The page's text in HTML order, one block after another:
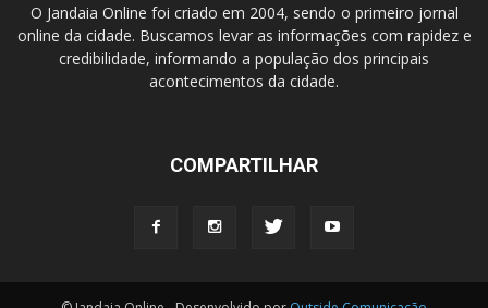
O Jandaia Online foi criado em 2004, sendo o primeiro jornal
online da cidade. Buscamos levar as informações com rapidez e
credibilidade, informando a população dos principais
acontecimentos da cidade.
COMPARTILHAR